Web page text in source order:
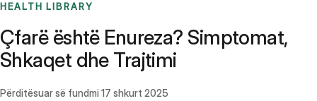
HEALTH LIBRARY
Çfarë është Enureza? Simptomat,
Shkaqet dhe Trajtimi
Përditësuar së fundmi 17 shkurt 2025